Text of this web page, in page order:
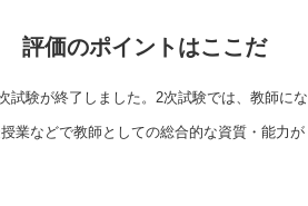
価のポイントはここだ
試験が終了しました。2次試験では、教師にな
業などで教師としての総合的な資質・能力が